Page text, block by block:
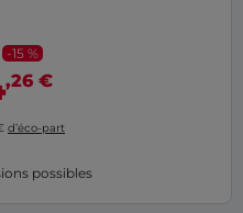
-15 %
,26 €
d’éco-part
possibles